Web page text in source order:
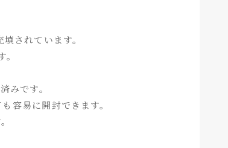
されています。
みです。
易に開封できます。